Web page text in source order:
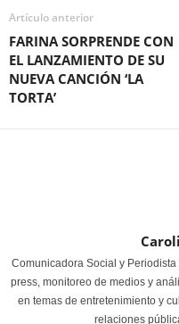
Artículo anterior
FARINA SORPRENDE CON
EL LANZAMIENTO DE SU
NUEVA CANCIÓN ‘LA
TORTA’
Comunicadora Social y
press, monitoreo de medios y
en temas de entretenimiento y
relaciones